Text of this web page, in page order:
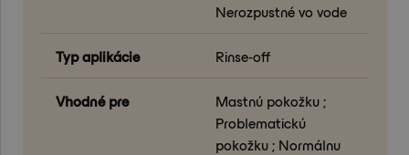
Nerozpustné vo vode
Typ aplikácie Rinse-off
Vhodné pre
Mastnú pokožku ;
Problematickú
pokožku ; Normálnu